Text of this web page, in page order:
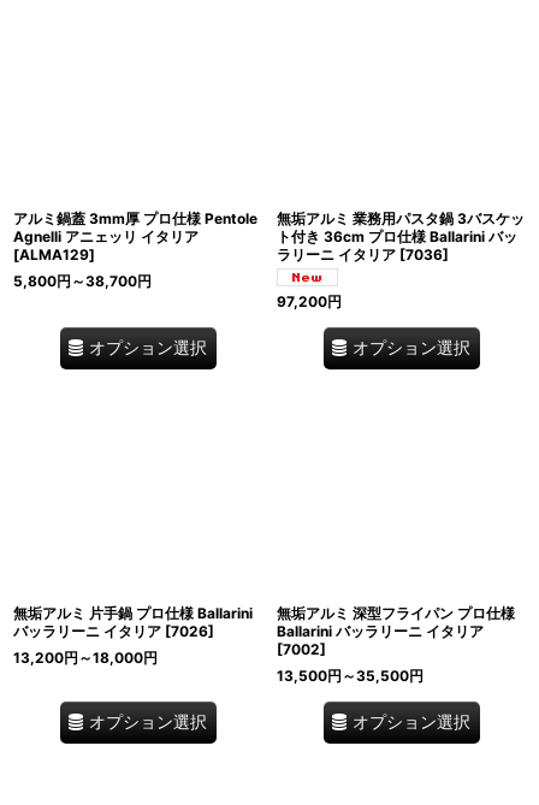
アルミ鍋蓋 3mm厚 プロ仕様 Pentole
Agnelli アニェッリ イタリア
[ALMA129]
5,800円 ～38,700円
オプション選択
無垢アルミ 業務用パスタ鍋 3バスケッ
ト付き 36cm プロ仕様 Ballarini バッ
ラリーニ イタリア [7036]
97,200円
オプション選択
無垢アルミ 片手鍋 プロ仕様 Ballarini
バッラリーニ イタリア [7026]
13,200円 ～18,000円
オプション選択
無垢アルミ 深型フライパン プロ仕様
Ballarini バッラリーニ イタリア
[7002]
13,500円 ～35,500円
オプション選択